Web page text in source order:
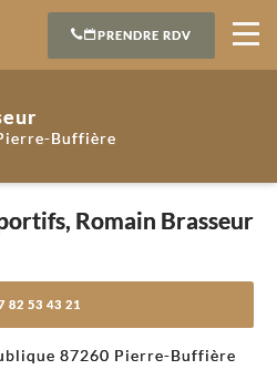
PRENDRE RDV
Buffière
Romain Brasseur
82 53 43 21
87260 Pierre-Buffière